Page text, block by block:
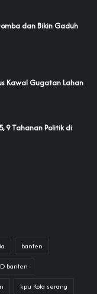
dan Bikin Gaduh
Kawal Gugatan Lahan
9 Tahanan Politik di
banten
banten
kpu Kota serang